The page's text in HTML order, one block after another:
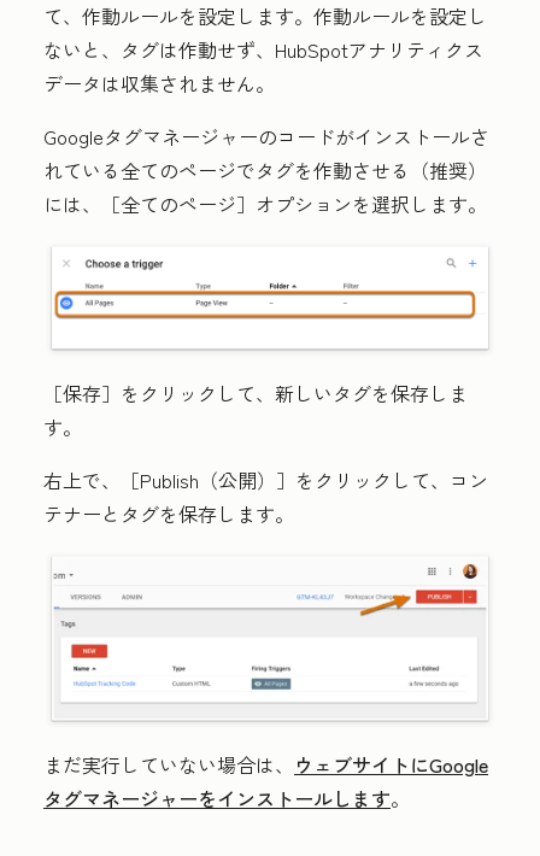
て、作動ルールを設定します。作動ルールを設定し
ないと、タグは作動せず、HubSpotアナリティクス
データは収集されません。
Googleタグマネージャーのコードがインストールさ
れている全てのページでタグを作動させる（推奨）
には、
［全てのページ］オプションを選択します。
［保存］をクリックして、新しいタグを保存しま
す。
右上で、
［Publish（公開）］をクリックして、コン
テナーとタグを保存します。
まだ実行していない場合は、
ウェブサイトにGoogle
タグマネージャーをインストールします。